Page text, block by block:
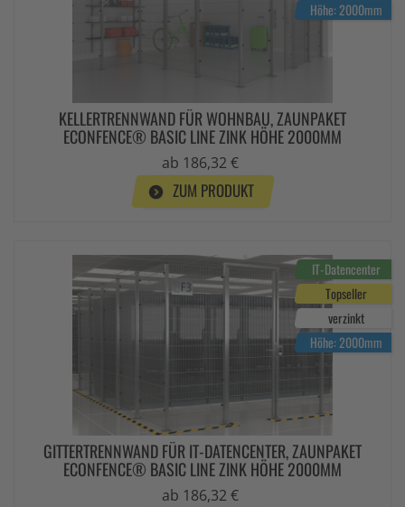
Höhe: 2000mm
KELLERTRENNWAND FÜR WOHNBAU, ZAUNPAKET
ECONFENCE® BASIC LINE ZINK HÖHE 2000MM
ab 186,32 €
ZUM PRODUKT
IT-Datencenter
Topseller
verzinkt
Höhe: 2000mm
GITTERTRENNWAND FÜR IT-DATENCENTER, ZAUNPAKET
ECONFENCE® BASIC LINE ZINK HÖHE 2000MM
ab 186,32 €